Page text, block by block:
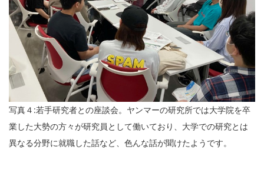
写真４:若手研究者との座談会。ヤンマーの研究所では大学院を卒
業した大勢の方々が研究員として働いており、大学での研究とは
異なる分野に就職した話など、色んな話が聞けたようです。